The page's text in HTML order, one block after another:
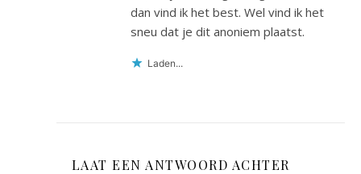
dan vind ik het best. Wel vind ik het
sneu dat je dit anoniem plaatst.
Laden...
LAAT EEN ANTWOORD ACHTER